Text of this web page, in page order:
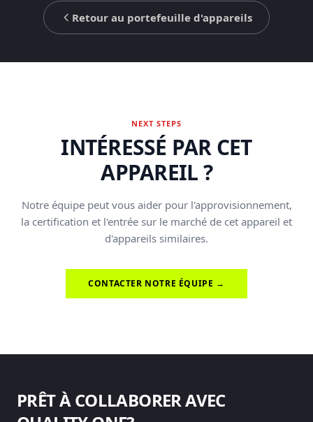
Retour au portefeuille d'appareils
NEXT STEPS
INTÉRESSÉ PAR CET
APPAREIL ?
Notre équipe peut vous aider pour l'approvisionnement,
la certification et l'entrée sur le marché de cet appareil et
d'appareils similaires.
CONTACTER NOTRE ÉQUIPE →
PRÊT À COLLABORER AVEC